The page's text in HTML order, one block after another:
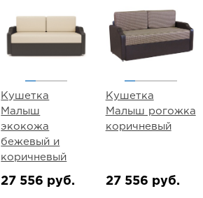
Кушетка
Малыш
экокожа
бежевый и
коричневый
27 556 руб.
Кушетка
Малыш рогожка
коричневый
27 556 руб.